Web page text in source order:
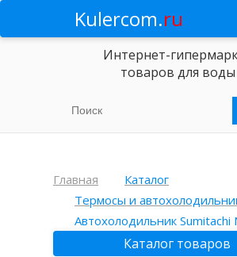
Kulercom.ru
Интернет-
товаров для воды
Главная
Каталог
Термосы и
Автохолодильник Sumitachi
Каталог товаров